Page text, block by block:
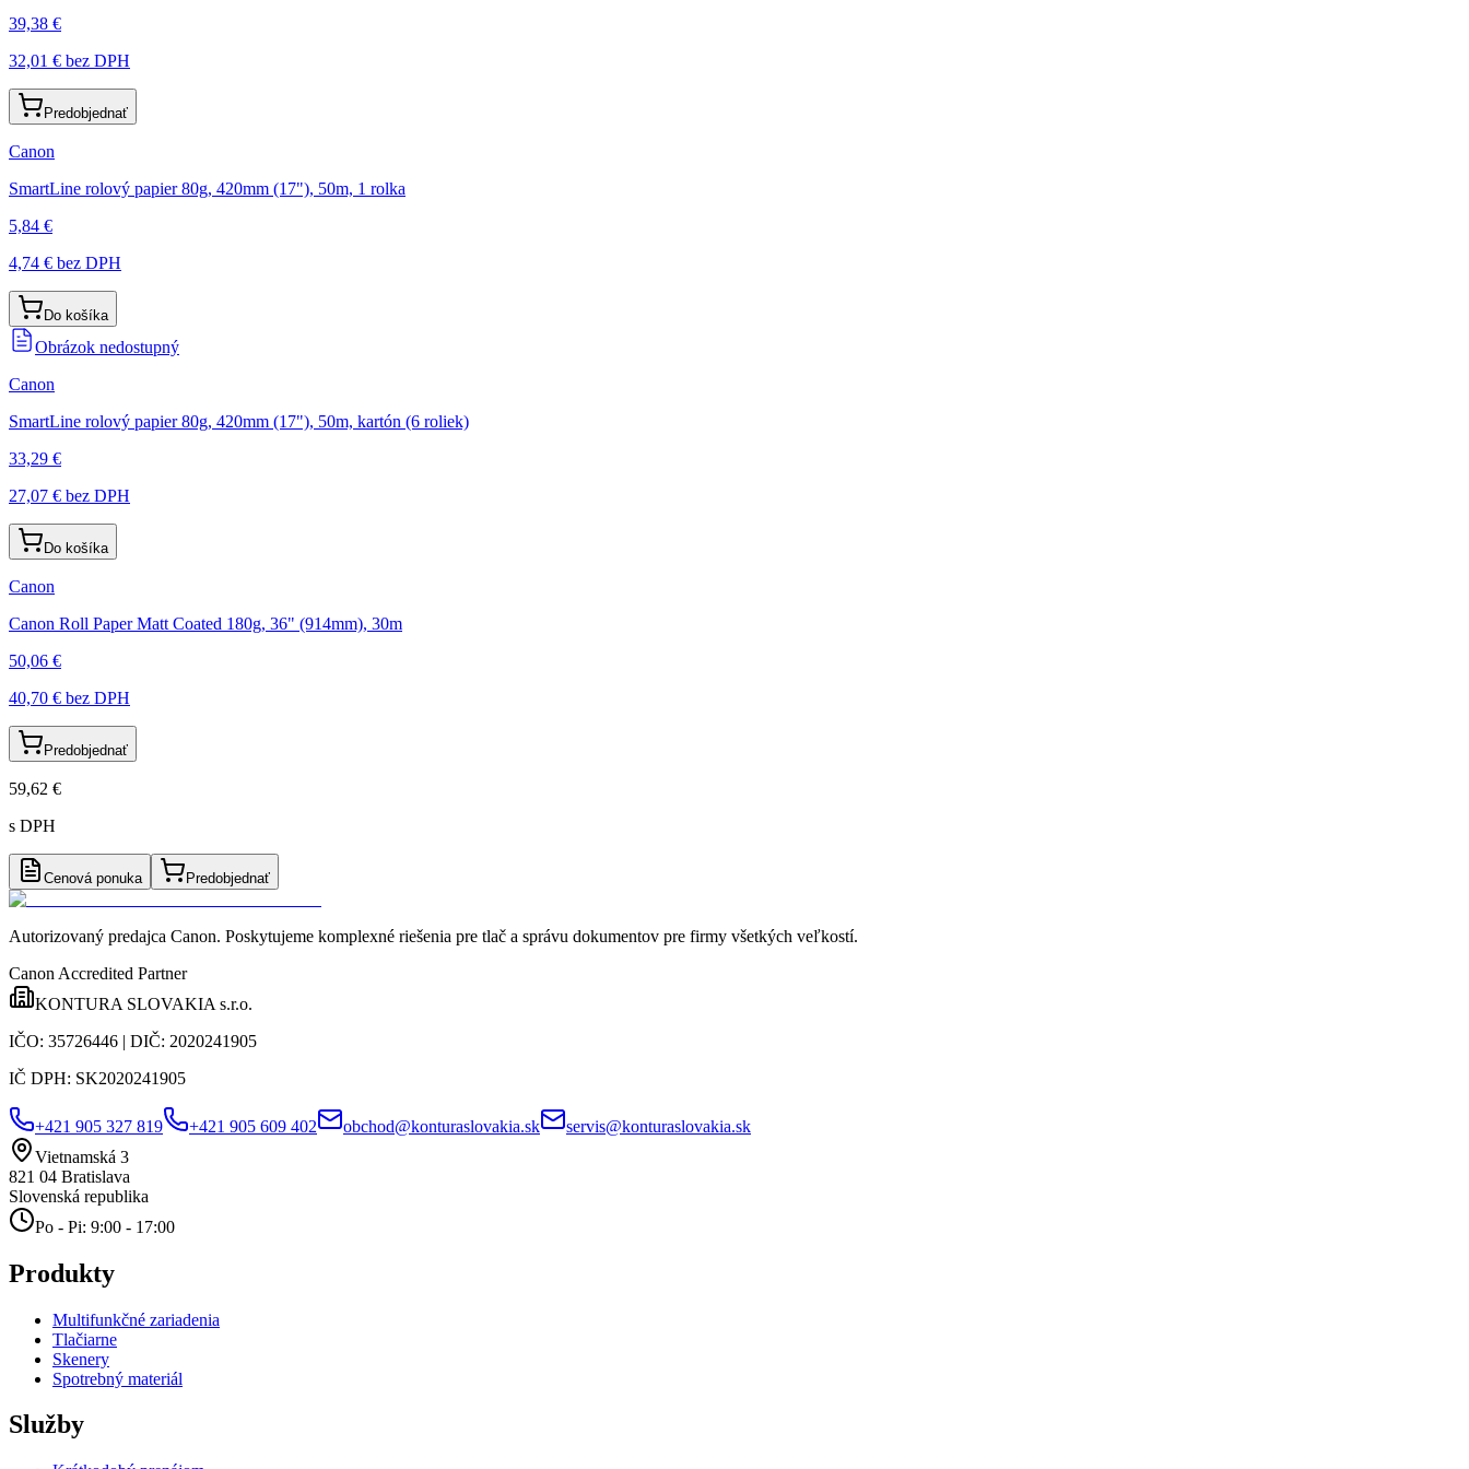
39,38 €
32,01 € bez DPH
Predobjednať
Canon
SmartLine rolový papier 80g, 420mm (17"), 50m, 1 rolka
5,84 €
4,74 € bez DPH
Do košíka
Obrázok nedostupný
Canon
SmartLine rolový papier 80g, 420mm (17"), 50m, kartón (6 roliek)
33,29 €
27,07 € bez DPH
Do košíka
Canon
Canon Roll Paper Matt Coated 180g, 36" (914mm), 30m
50,06 €
40,70 € bez DPH
Predobjednať
59,62 €
s DPH
Cenová ponuka Predobjednať
Autorizovaný predajca Canon. Poskytujeme komplexné riešenia pre tlač a správu dokumentov pre firmy všetkých veľkostí.
Canon Accredited Partner
KONTURA SLOVAKIA s.r.o.
IČO: 35726446 | DIČ: 2020241905
IČ DPH: SK2020241905
+421 905 327 819 +421 905 609 402 obchod@konturaslovakia.sk
servis@konturaslovakia.sk
Vietnamská 3
821 04 Bratislava
Slovenská republika
Po - Pi: 9:00 - 17:00
Produkty
Multifunkčné zariadenia
Tlačiarne
Skenery
Spotrebný materiál
Služby